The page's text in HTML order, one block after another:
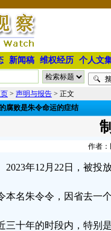
新闻稿 维权经历 个人文
> 声明与报告 > 正文
腐败是朱令命运的症结
作者：
2023年12月22日，被投
本名朱令令，因省去一
三十年的时段内，特别